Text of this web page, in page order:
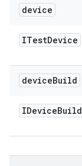
device
ITestDevice
deviceBuild
IDeviceBuild